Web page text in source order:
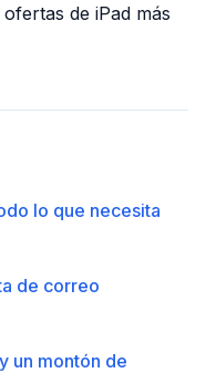
de iPad más
lo que necesita
de correo
un montón de